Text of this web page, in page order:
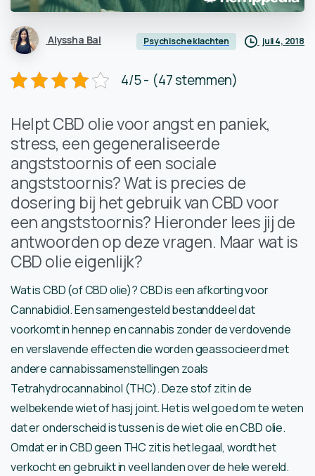
Alyssha Bal Psychische klachten juli 4, 2018
4/5 - (47 stemmen)
Helpt CBD olie voor angst en paniek,
stress, een gegeneraliseerde
angststoornis of een sociale
angststoornis? Wat is precies de
dosering bij het gebruik van CBD voor
een angststoornis? Hieronder lees jij de
antwoorden op deze vragen. Maar wat is
CBD olie eigenlijk?
Wat is CBD (of CBD olie)? CBD is een afkorting voor
Cannabidiol. Een samengesteld bestanddeel dat
voorkomt in hennep en cannabis zonder de verdovende
en verslavende effecten die worden geassocieerd met
andere cannabissamenstellingen zoals
Tetrahydrocannabinol (THC). Deze stof zit in de
welbekende wiet of hasj joint. Het is wel goed om te weten
dat er onderscheid is tussen is de wiet olie en CBD olie.
Omdat er in CBD geen THC zit is het legaal, wordt het
verkocht en gebruikt in veel landen over de hele wereld.